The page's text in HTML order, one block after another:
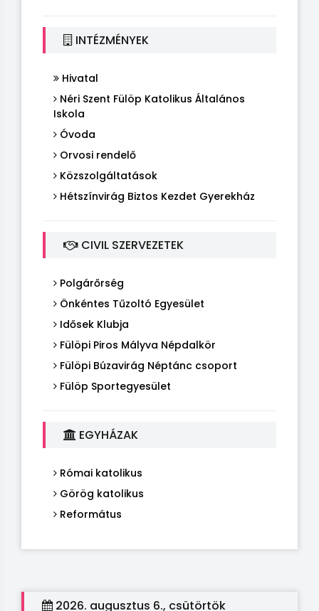
INTÉZMÉNYEK
Hivatal
Néri Szent Fülöp Katolikus Általános
Iskola
Óvoda
Orvosi rendelő
Közszolgáltatások
Hétszínvirág Biztos Kezdet Gyerekház
CIVIL SZERVEZETEK
Polgárőrség
Önkéntes Tűzoltó Egyesület
Idősek Klubja
Fülöpi Piros Mályva Népdalkör
Fülöpi Búzavirág Néptánc csoport
Fülöp Sportegyesület
EGYHÁZAK
Római katolikus
Görög katolikus
Református
2026. augusztus 6., csütörtök